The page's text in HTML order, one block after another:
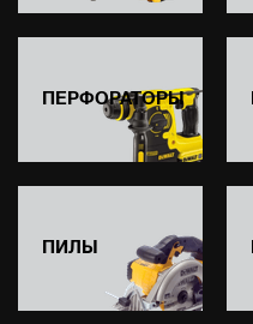
ПЕРФОРАТОРЫ
ПИЛЫ